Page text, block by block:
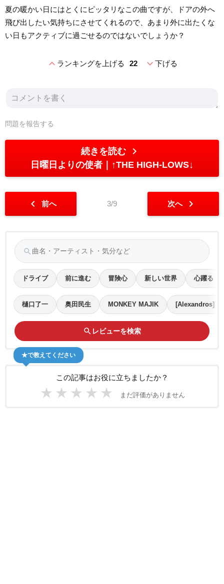
夏の暖かい日にはとくにピッタリなこの曲ですが、ドアの外へ
飛び出したい気持ちにさせてくれるので、あまり外に出たくな
い日もアクティブに過ごせるのではないでしょうか？
expand_lessランキングを上げる 22 expand_more下げる
問題を報告する
続きを読む chevron_right
日曜日よりの使者 ↑THE HIGH-LOWS↓
chevron_left 前へ 3/9 次へ chevron_right
search
ドライブ 前に進む 冒険心 新しい世界 心躍る
樋口了一 奥田民生 MONKEY MAJIK [Alexandros]
search レビューを検索
この記事はお役に立ちましたか？
★ ★ ★ ★ ★ まだ評価がありません
★で教えてください